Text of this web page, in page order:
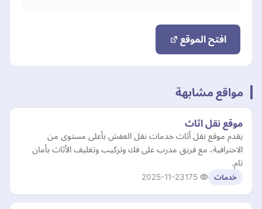
افتح الموقع
مواقع مشابهة
موقع نقل اثاث
يقدم موقع نقل أثاث خدمات نقل العفش بأعلى مستوى من
الاحترافية، مع فريق مدرب على فك وتركيب وتغليف الأثاث بأمان
تام.
خدمات 2025-11-23